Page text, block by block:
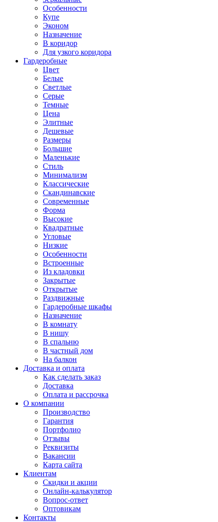
Особенности
Купе
Эконом
Назначение
В коридор
Для узкого коридора
Гардеробные
Цвет
Белые
Светлые
Серые
Темные
Цена
Элитные
Дешевые
Размеры
Большие
Маленькие
Стиль
Минимализм
Классические
Скандинавские
Современные
Форма
Высокие
Квадратные
Угловые
Низкие
Особенности
Встроенные
Из кладовки
Закрытые
Открытые
Раздвижные
Гардеробные шкафы
Назначение
В комнату
В нишу
В спальню
В частный дом
На балкон
Доставка и оплата
Как сделать заказ
Доставка
Оплата и рассрочка
О компании
Производство
Гарантия
Портфолио
Отзывы
Реквизиты
Вакансии
Карта сайта
Клиентам
Скидки и акции
Онлайн-калькулятор
Вопрос-ответ
Оптовикам
Контакты